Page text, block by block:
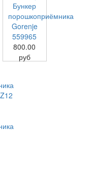
Бункер
порошкоприёмника
Gorenje
559965
800.00
руб